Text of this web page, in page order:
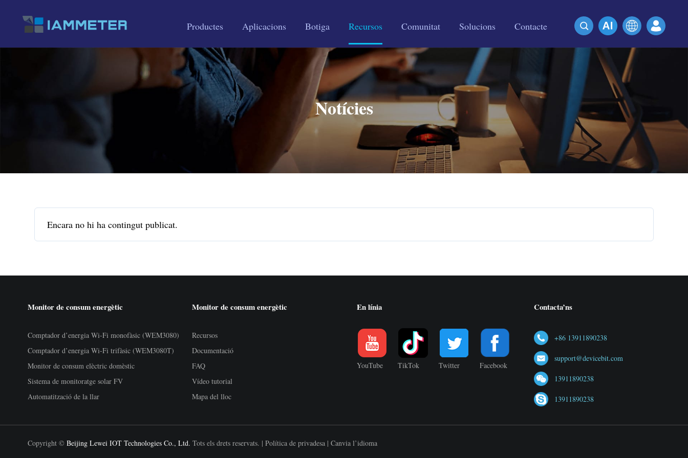
Productes Aplicacions Botiga Recursos Comunitat Solucions Contacte
Notícies
Encara no hi ha contingut publicat.
Monitor de consum energètic
Comptador d’energia Wi-Fi monofàsic (WEM3080)
Comptador d’energia Wi-Fi trifàsic (WEM3080T)
Monitor de consum elèctric domèstic
Sistema de monitoratge solar FV
Automatització de la llar
Monitor de consum energètic
Recursos
Documentació
FAQ
Vídeo tutorial
Mapa del lloc
En línia
YouTube TikTok Twitter Facebook
Contacta’ns
+86 13911890238
support@devicebit.com
13911890238
13911890238
Copyright © Beijing Lewei IOT Technologies Co., Ltd. Tots els drets reservats. | Política de privadesa| Canvia l’idioma